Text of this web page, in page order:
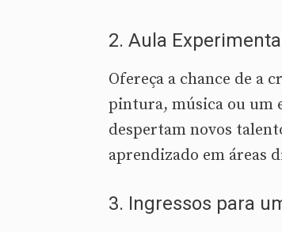
2. Aula Experimental
Ofereça a chance de a
pintura, música ou um
despertam novos
aprendizado em áreas
3. Ingressos para